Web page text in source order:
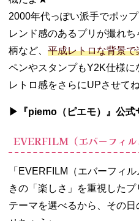
2000年代っぽい派手でポッ
レンド感のあるプリが撮れ
柄など、 平成レトロな背景
ペンやスタンプもY2K仕様
レトロ感をさらにUPさせて
▶︎『piemo（ピエモ）』公式
EVERFILM（エバーフィル
「EVERFILM（エバーフィ
きの「楽しさ」を重視した
テーマを選べるから、その